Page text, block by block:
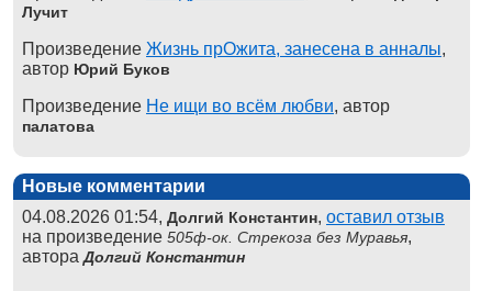
Лучит
Произведение Жизнь прОжита, занесена в анналы,
автор Юрий Буков
Произведение Не ищи во всём любви, автор
палатова
Новые комментарии
04.08.2026 01:54, Долгий Константин, оставил отзыв
на произведение 505ф-ок. Стрекоза без Муравья,
автораДолгий Константин